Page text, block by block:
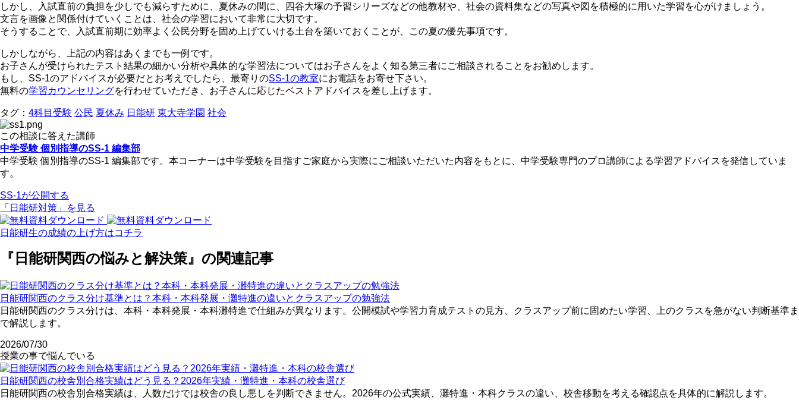
しかし、入試直前の負担を少しでも減らすために、夏休みの間に、四谷大塚の予習シリーズなどの他教材や、社会の資料集などの写真や図を積極的に用いた学習を心がけましょう。
文言を画像と関係付けていくことは、社会の学習において非常に大切です。
そうすることで、入試直前期に効率よく公民分野を固め上げていける土台を築いておくことが、この夏の優先事項です。
しかしながら、上記の内容はあくまでも一例です。
お子さんが受けられたテスト結果の細かい分析や具体的な学習法についてはお子さんをよく知る第三者にご相談されることをお勧めします。
もし、SS-1のアドバイスが必要だとお考えでしたら、最寄りのSS-1の教室にお電話をお寄せ下さい。
無料の学習カウンセリングを行わせていただき、お子さんに応じたベストアドバイスを差し上げます。
タグ： 4科目受験 公民 夏休み 日能研 東大寺学園 社会
この相談に答えた講師
中学受験 個別指導のSS-1 編集部
中学受験 個別指導のSS-1 編集部です。本コーナーは中学受験を目指すご家庭から実際にご相談いただいた内容をもとに、中学受験専門のプロ講師による学習アドバイスを発信していま
す。
SS-1が公開する
「日能研対策」を見る
日能研生の成績の上げ方はコチラ
『日能研関西の悩みと解決策』の関連記事
日能研関西のクラス分け基準とは？本科・本科発展・灘特進の違いとクラスアップの勉強法
日能研関西のクラス分けは、本科・本科発展・本科灘特進で仕組みが異なります。公開模試や学習力育成テストの見方、クラスアップ前に固めたい学習、上のクラスを急がない判断基準ま
で解説します。
2026/07/30
授業の事で悩んでいる
日能研関西の校舎別合格実績はどう見る？2026年実績・灘特進・本科の校舎選び
日能研関西の校舎別合格実績は、人数だけでは校舎の良し悪しを判断できません。2026年の公式実績、灘特進・本科クラスの違い、校舎移動を考える確認点を具体的に解説します。